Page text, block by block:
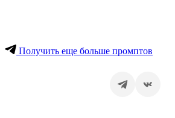
Получить еще больше промптов